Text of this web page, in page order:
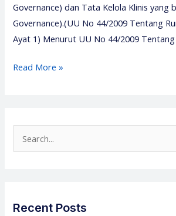
Governance) dan Tata Kelola Klinis yang
Governance).(UU No 44/2009 Tentang
Ayat 1) Menurut UU No 44/2009
Pelatihan
Tkrs
Center
Read More »
e
Recent Posts